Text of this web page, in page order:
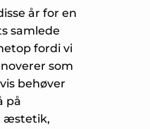
år for en
samlede
fordi vi
som
behøver
på
æstetik,